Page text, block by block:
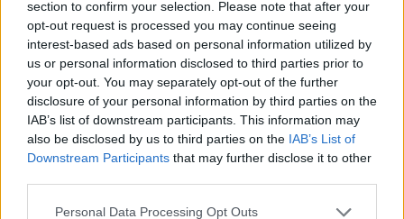
section to confirm your selection. Please note that after your
opt-out request is processed you may continue seeing
interest-based ads based on personal information utilized by
us or personal information disclosed to third parties prior to
your opt-out. You may separately opt-out of the further
disclosure of your personal information by third parties on the
IAB’s list of downstream participants. This information may
also be disclosed by us to third parties on the IAB’s List of
Downstream Participants that may further disclose it to other
Please note that this website/app uses one or more Google
Personal Data Processing Opt Outs
képek